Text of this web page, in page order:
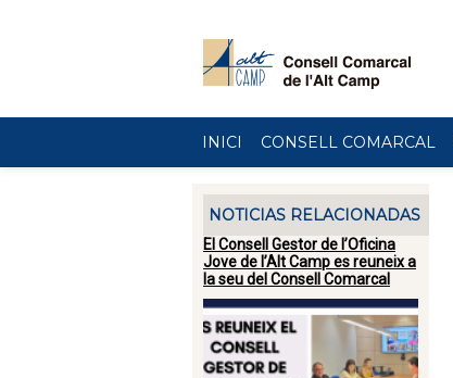
INICI CONSELL COMARCAL
NOTICIAS RELACIONADAS
El Consell Gestor de l’Oficina
Jove de l’Alt Camp es reuneix a
la seu del Consell Comarcal